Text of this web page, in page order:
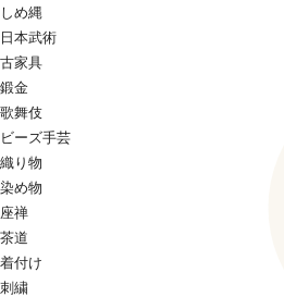
しめ縄
日本武術
古家具
鍛金
歌舞伎
ビーズ手芸
織り物
染め物
座禅
茶道
着付け
刺繍